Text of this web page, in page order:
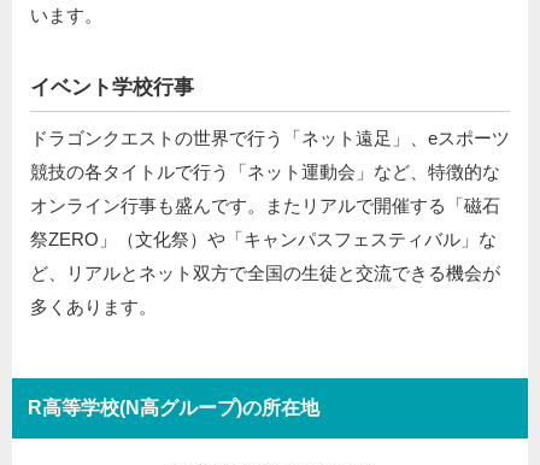
います。
イベント学校行事
ドラゴンクエストの世界で行う「ネット遠足」、eスポーツ
競技の各タイトルで行う「ネット運動会」など、特徴的な
オンライン行事も盛んです。またリアルで開催する「磁石
祭ZERO」（文化祭）や「キャンパスフェスティバル」な
ど、リアルとネット双方で全国の生徒と交流できる機会が
多くあります。
R高等学校(N高グループ)の所在地